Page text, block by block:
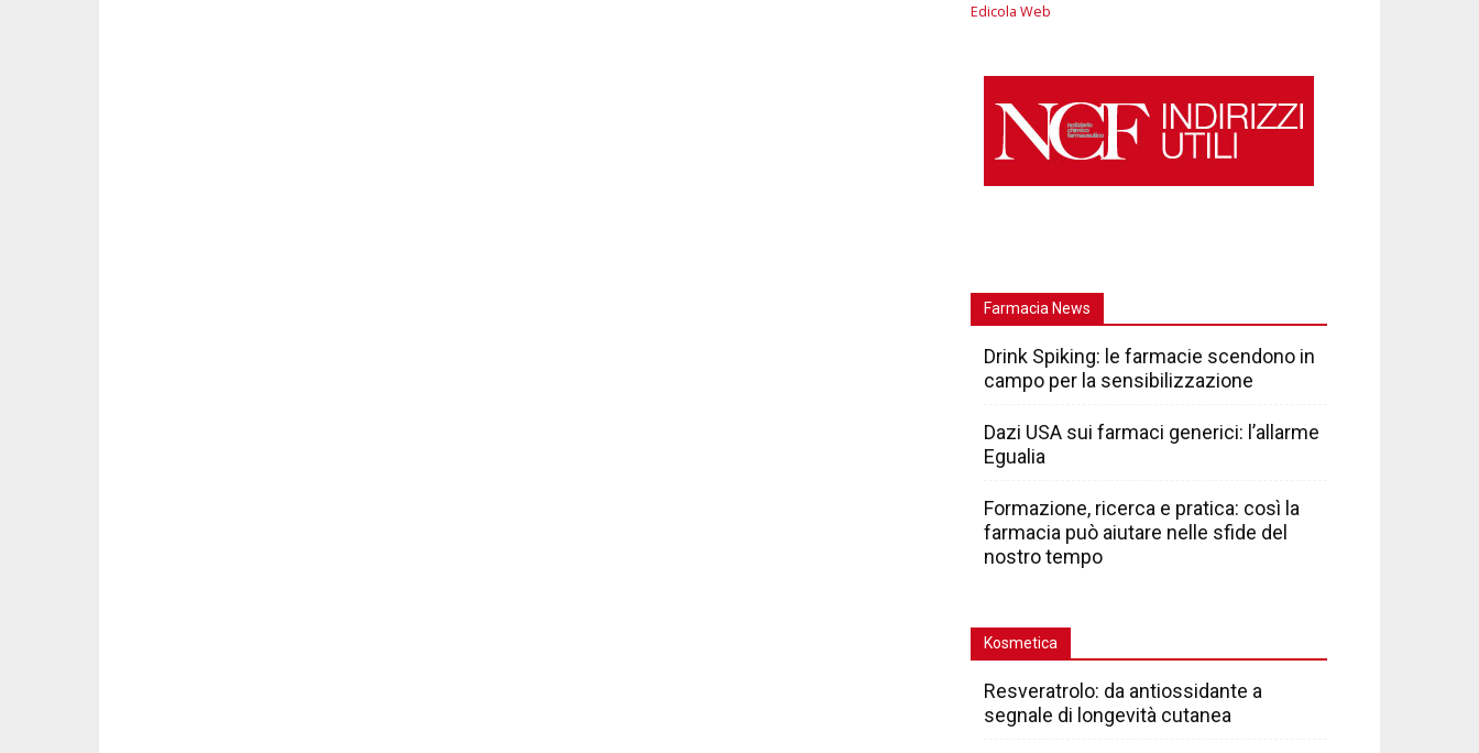
Edicola Web
Farmacia News
Drink Spiking: le farmacie scendono in
campo per la sensibilizzazione
Dazi USA sui farmaci generici: l’allarme
Egualia
Formazione, ricerca e pratica: così la
farmacia può aiutare nelle sfide del
nostro tempo
Kosmetica
Resveratrolo: da antiossidante a
segnale di longevità cutanea